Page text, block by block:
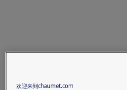
欢迎来到chaumet.com